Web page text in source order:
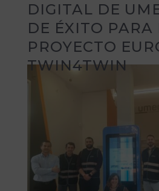
DIGITAL DE
DE ÉXITO PARA
PROYECTO
TWIN4TWIN